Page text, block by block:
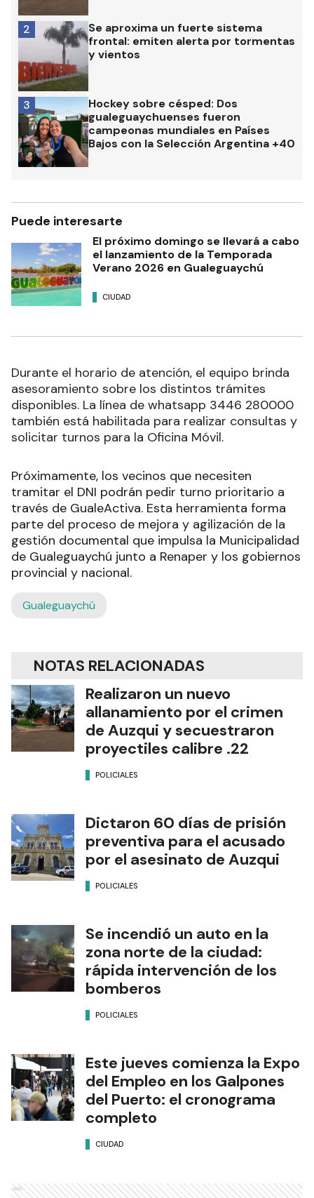
Se aproxima un fuerte sistema
frontal: emiten alerta por tormentas
y vientos
2
Hockey sobre césped: Dos
gualeguaychuenses fueron
campeonas mundiales en Países
Bajos con la Selección Argentina +40
3
Puede interesarte
El próximo domingo se llevará a cabo
el lanzamiento de la Temporada
Verano 2026 en Gualeguaychú
CIUDAD
Durante el horario de atención, el equipo brinda
asesoramiento sobre los distintos trámites
disponibles. La línea de whatsapp 3446 280000
también está habilitada para realizar consultas y
solicitar turnos para la Oficina Móvil.
Próximamente, los vecinos que necesiten
tramitar el DNI podrán pedir turno prioritario a
través de GualeActiva. Esta herramienta forma
parte del proceso de mejora y agilización de la
gestión documental que impulsa la Municipalidad
de Gualeguaychú junto a Renaper y los gobiernos
provincial y nacional.
Gualeguaychú
NOTAS RELACIONADAS
Realizaron un nuevo
allanamiento por el crimen
de Auzqui y secuestraron
proyectiles calibre .22
POLICIALES
Dictaron 60 días de prisión
preventiva para el acusado
por el asesinato de Auzqui
POLICIALES
Se incendió un auto en la
zona norte de la ciudad:
rápida intervención de los
bomberos
POLICIALES
Este jueves comienza la Expo
del Empleo en los Galpones
del Puerto: el cronograma
completo
CIUDAD
Ads